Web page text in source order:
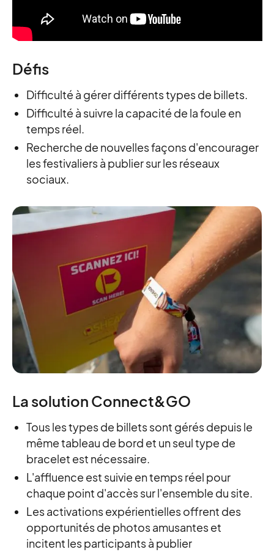
Défis
Difficulté à gérer différents types de billets.
Difficulté à suivre la capacité de la foule en
temps réel.
Recherche de nouvelles façons d'encourager
les festivaliers à publier sur les réseaux
sociaux.
La solution Connect&GO
Tous les types de billets sont gérés depuis le
même tableau de bord et un seul type de
bracelet est nécessaire.
L'affluence est suivie en temps réel pour
chaque point d'accès sur l'ensemble du site.
Les activations expérientielles offrent des
opportunités de photos amusantes et
incitent les participants à publier